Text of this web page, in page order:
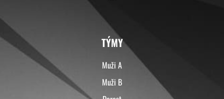
TÝMY
Muži A
Muži B